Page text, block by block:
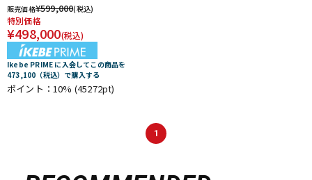
販売価格¥599,000(税込)
特別価格
¥498,000(税込)
Ikebe PRIME に入会してこの商品を
473,100（税込）で購入する
ポイント：10% (45272pt)
1